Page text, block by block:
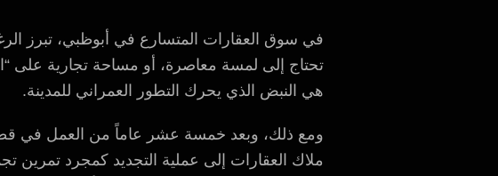
في سوق العقارات المتسارع في أبوظبي، تبرز
تحتاج إلى لمسة معاصرة، أو مساحة تجارية على
هي النبض الذي يحرك التطور العمراني للمدينة.
ومع ذلك، وبعد خمسة عشر عاماً من العمل في
ملاك العقارات إلى عملية التجديد كمجرد تمرين